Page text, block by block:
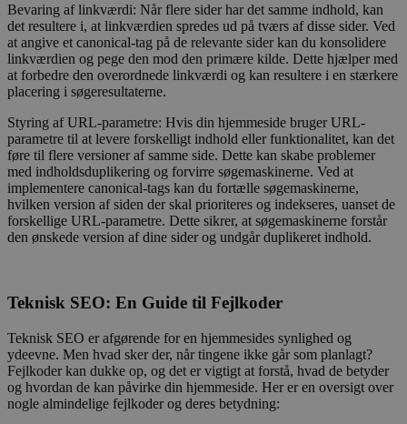
Bevaring af linkværdi: Når flere sider har det samme indhold, kan
det resultere i, at linkværdien spredes ud på tværs af disse sider. Ved
at angive et canonical-tag på de relevante sider kan du konsolidere
linkværdien og pege den mod den primære kilde. Dette hjælper med
at forbedre den overordnede linkværdi og kan resultere i en stærkere
placering i søgeresultaterne.
Styring af URL-parametre: Hvis din hjemmeside bruger URL-
parametre til at levere forskelligt indhold eller funktionalitet, kan det
føre til flere versioner af samme side. Dette kan skabe problemer
med indholdsduplikering og forvirre søgemaskinerne. Ved at
implementere canonical-tags kan du fortælle søgemaskinerne,
hvilken version af siden der skal prioriteres og indekseres, uanset de
forskellige URL-parametre. Dette sikrer, at søgemaskinerne forstår
den ønskede version af dine sider og undgår duplikeret indhold.
Teknisk SEO: En Guide til Fejlkoder
Teknisk SEO er afgørende for en hjemmesides synlighed og
ydeevne. Men hvad sker der, når tingene ikke går som planlagt?
Fejlkoder kan dukke op, og det er vigtigt at forstå, hvad de betyder
og hvordan de kan påvirke din hjemmeside. Her er en oversigt over
nogle almindelige fejlkoder og deres betydning: